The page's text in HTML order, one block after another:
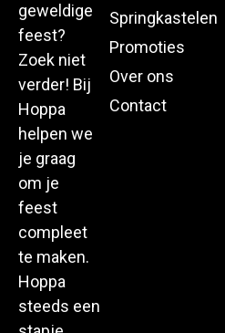
geweldige
feest?
Zoek niet
verder! Bij
Hoppa
helpen we
je graag
om je
feest
compleet
te maken.
Hoppa
steeds een
Springkastelen
Promoties
Over ons
Contact